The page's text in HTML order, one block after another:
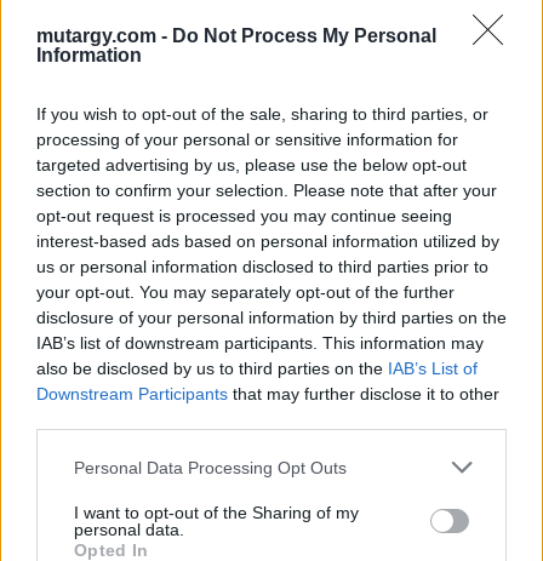
mutargy.com - Do Not Process My Personal
Information
If you wish to opt-out of the sale, sharing to third parties, or
processing of your personal or sensitive information for
targeted advertising by us, please use the below opt-out
section to confirm your selection. Please note that after your
opt-out request is processed you may continue seeing
interest-based ads based on personal information utilized by
us or personal information disclosed to third parties prior to
your opt-out. You may separately opt-out of the further
disclosure of your personal information by third parties on the
IAB’s list of downstream participants. This information may
also be disclosed by us to third parties on the IAB’s List of
Downstream Participants that may further disclose it to other
Personal Data Processing Opt Outs
I want to opt-out of the Sharing of my
personal data.
Opted In
Aukció helye: Budapest Kongresszusi Központ
Tételszám: 11
Eladó adatai
Virág Judit Galéria
Cím: Nemes Zsófia
Mű-Terem Galéria Kft.
1055 Budapest, Falk Miksa u. 30
Telefon: 36-1-312-2071, 269-4681 269-4681
Weboldal:http://www.viragjuditgaleria.hu
Bemutatkozás: Kiemelkedő kvalitású 19. és 20. századi magyar
festészet és szecessziós Zsolnay kerámiák adás-vétele és
aukcionálása. Exkluzív aukciók évente 3 alkalommal.